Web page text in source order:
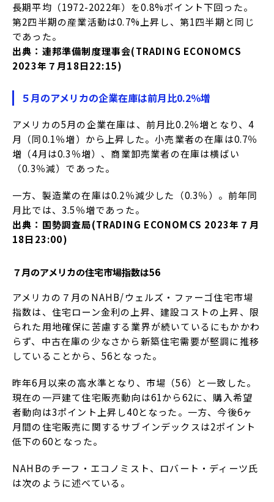
長期平均（1972-2022年）を0.8%ポイント下回った。
第2四半期の産業活動は0.7%上昇し、第1四半期と同じ
であった。
出典：連邦準備制度理事会(TRADING ECONOMCS
2023年７月18日22:15)
５月のアメリカの企業在庫は前月比0.2％増
アメリカの5月の企業在庫は、前月比0.2％増となり、4
月（同0.1％増）から上昇した。小売業者の在庫は0.7％
増（4月は0.3％増）、商業卸売業者の在庫は横ばい
（0.3％減）であった。
一方、製造業の在庫は0.2％減少した（0.3％）。前年同
月比では、3.5％増であった。
出典：国勢調査局(TRADING ECONOMCS 2023年７月
18日23:00)
７月のアメリカの住宅市場指数は56
アメリカの７月のNAHB/ウェルズ・ファーゴ住宅市場
指数は、住宅ローン金利の上昇、建設コストの上昇、限
られた用地確保に苦慮する業界が続いているにもかかわ
らず、中古在庫の少なさから新築住宅需要が堅調に推移
していることから、56となった。
昨年6月以来の高水準となり、市場（56）と一致した。
現在の一戸建て住宅販売動向は61から62に、購入希望
者動向は3ポイント上昇し40となった。一方、今後6ヶ
月間の住宅販売に関するサブインデックスは2ポイント
低下の60となった。
NAHBのチーフ・エコノミスト、ロバート・ディーツ氏
は次のように述べている。